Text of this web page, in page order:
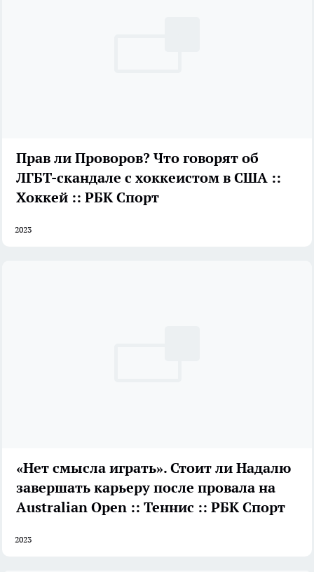
Прав ли Проворов? Что говорят об
ЛГБТ-скандале с хоккеистом в США ::
Хоккей :: РБК Спорт
2023
«Нет смысла играть». Стоит ли Надалю
завершать карьеру после провала на
Australian Open :: Теннис :: РБК Спорт
2023